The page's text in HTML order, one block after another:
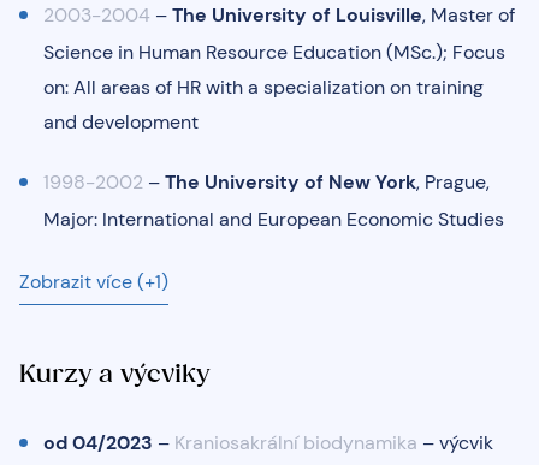
2003-2004 –The University of Louisville, Master of
Science in Human Resource Education (MSc.); Focus
on: All areas of HR with a specialization on training
and development
1998-2002 –The University of New York, Prague,
Major: International and European Economic Studies
Zobrazit více (+1)
Kurzy a výcviky
od 04/2023 – Kraniosakrální biodynamika – výcvik